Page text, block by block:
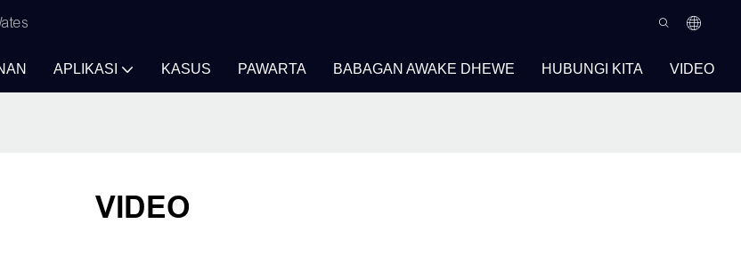
APLIKASI KASUS PAWARTA BABAGAN AWAKE DHEWE HUBUNGI KITA VIDEO
VIDEO